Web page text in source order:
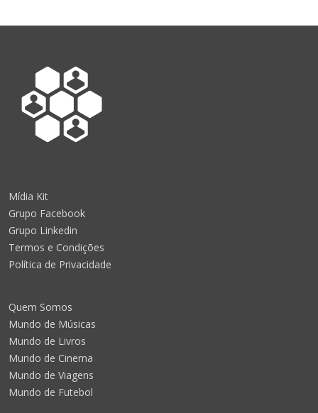
Mídia Kit
Grupo Facebook
Grupo Linkedin
Termos e Condições
Política de Privacidade
Quem Somos
Mundo de Músicas
Mundo de Livros
Mundo de Cinema
Mundo de Viagens
Mundo de Futebol